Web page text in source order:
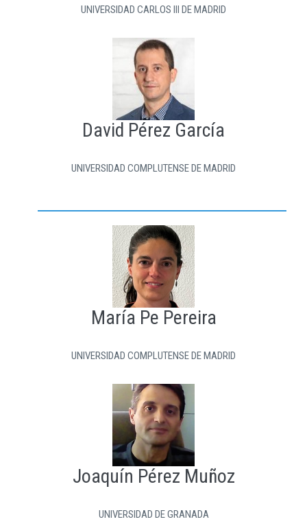
UNIVERSIDAD CARLOS III DE MADRID
David Pérez García
UNIVERSIDAD COMPLUTENSE DE MADRID
María Pe Pereira
UNIVERSIDAD COMPLUTENSE DE MADRID
Joaquín Pérez Muñoz
UNIVERSIDAD DE GRANADA